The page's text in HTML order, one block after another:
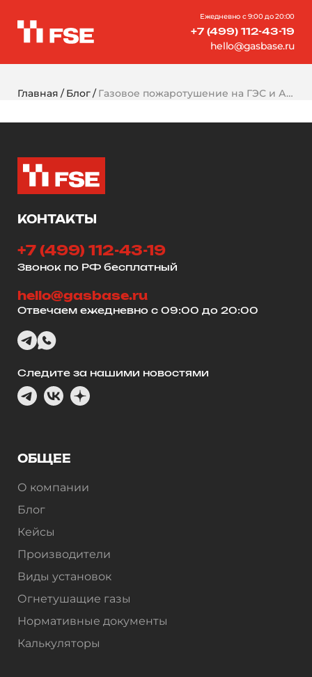
Ежедневно с 9:00 до 20:00
+7 (499) 112-43-19
hello@gasbase.ru
Главная Блог Газовое пожаротушение на ГЭС и АЭС: защита щитов управления и серверных
ОБЩЕЕ
О компании
Блог
Кейсы
Производители
Виды установок
Огнетушащие газы
Нормативные документы
Калькуляторы
КОНТАКТЫ
+7 (499) 112-43-19
Звонок по РФ бесплатный
hello@gasbase.ru
Отвечаем ежедневно с 09:00 до 20:00
Следите за нашими новостями